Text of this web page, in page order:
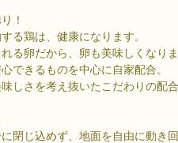
！
る鶏は、健康になります。
る卵だから、卵も美味しくなりま
できるものを中心に自家配合。
しさを考え抜いたこだわりの配合
閉じ込めず、地面を自由に動き回